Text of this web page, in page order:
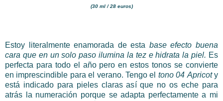
(30 ml / 28 euros)
Estoy literalmente enamorada de esta base efecto buena
cara que en un solo paso ilumina la tez e hidrata la piel. Es
perfecta para todo el año pero en estos tonos se convierte
en imprescindible para el verano. Tengo el tono 04 Apricoty
está indicado para pieles claras así que no os eche para
atrás la numeración porque se adapta perfectamente a mi